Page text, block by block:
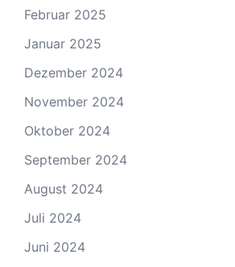
Februar 2025
Januar 2025
Dezember 2024
November 2024
Oktober 2024
September 2024
August 2024
Juli 2024
Juni 2024